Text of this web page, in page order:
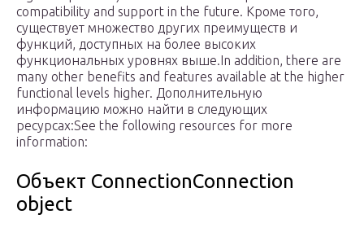
compatibility and support in the future. Кроме того,
существует множество других преимуществ и
функций, доступных на более высоких
функциональных уровнях выше.In addition, there are
many other benefits and features available at the higher
functional levels higher. Дополнительную
информацию можно найти в следующих
ресурсах:See the following resources for more
information:
Объект ConnectionConnection
object